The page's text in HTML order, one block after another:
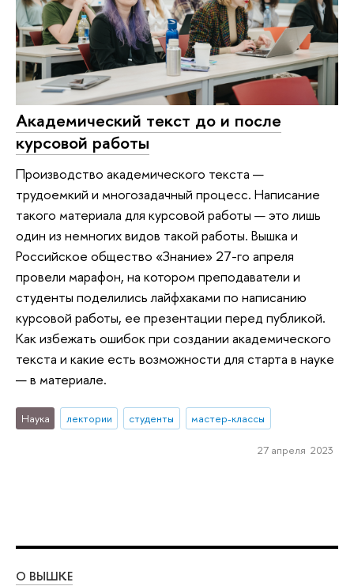
Академический текст до и после
курсовой работы
Производство академического текста —
трудоемкий и многозадачный процесс. Написание
такого материала для курсовой работы — это лишь
один из немногих видов такой работы. Вышка и
Российское общество «Знание» 27-го апреля
провели марафон, на котором преподаватели и
студенты поделились лайфхаками по написанию
курсовой работы, ее презентации перед публикой.
Как избежать ошибок при создании академического
текста и какие есть возможности для старта в науке
— в материале.
Наука лектории студенты мастер-классы
27 апреля 2023
О ВЫШКЕ